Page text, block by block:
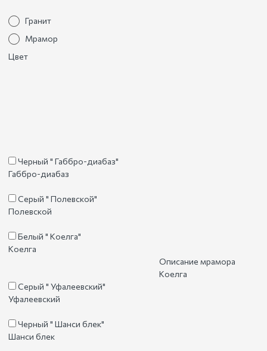
Гранит
Мрамор
Цвет
Черный " Габбро-диабаз"
Габбро-диабаз
Серый " Полевской"
Полевской
Белый " Коелга"
Коелга
Описание мрамора
Коелга
Серый " Уфалеевский"
Уфалеевский
Черный " Шанси блек"
Шанси блек